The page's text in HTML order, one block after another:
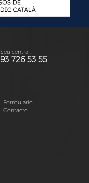
Seu central:
93 726 53 55
Formulario
Contacto